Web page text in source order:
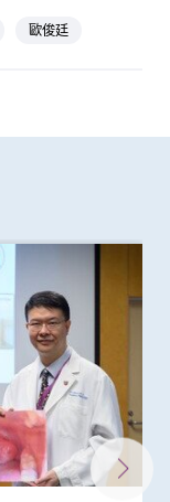
歐俊廷